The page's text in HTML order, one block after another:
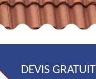
DEVIS GRATUIT